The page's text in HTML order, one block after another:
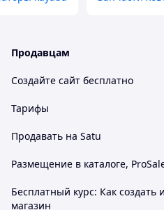
Продавцам
Создайте сайт бесплатно
Тарифы
Продавать на Satu
Размещение в каталоге,
Бесплатный курс: Как создать
магазин